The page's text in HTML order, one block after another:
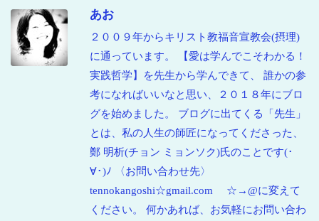
あお
２００９年からキリスト教福音宣教会(摂理)
に通っています。 【愛は学んでこそわかる！
実践哲学】を先生から学んできて、 誰かの参
考になればいいなと思い、２０１８年にブロ
グを始めました。 ブログに出てくる「先生」
とは、私の人生の師匠になってくださった、
鄭 明析(チョン ミョンソク)氏のことです(･
∀･)ﾉ 〈お問い合わせ先〉
tennokangoshi☆gmail.com ☆→@に変えて
ください。 何かあれば、お気軽にお問い合わ